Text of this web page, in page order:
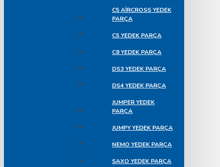
C5 AIRCROSS YEDEK
PARÇA
C5 YEDEK PARÇA
C8 YEDEK PARÇA
DS3 YEDEK PARÇA
DS4 YEDEK PARÇA
JUMPER YEDEK
PARÇA
JUMPY YEDEK PARÇA
NEMO YEDEK PARÇA
SAXO YEDEK PARÇA